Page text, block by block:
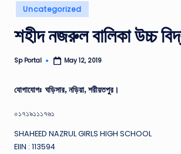
পোর্টাল
Posted
in
Uncategorized
শহীদ নজরুল বালিকা উচ্চ
Posted
Sp Portal May 12, 2019
যোগাযোগঃ ঘড়িসার, নড়িয়া, শরীয়তপুর।
০১৭১৯১১১৭৬১
SHAHEED NAZRUL GIRLS HIGH SCHOOL
EIIN : 113594